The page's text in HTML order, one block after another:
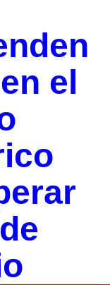
el